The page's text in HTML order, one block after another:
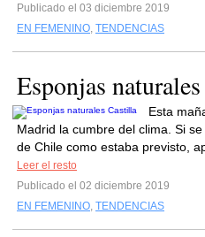
Publicado el 03 diciembre 2019
EN FEMENINO, TENDENCIAS
Esponjas
Esta
Madrid la cumbre del clima. Si
de Chile como estaba previsto,
Leer el resto
Publicado el 02 diciembre 2019
EN FEMENINO, TENDENCIAS